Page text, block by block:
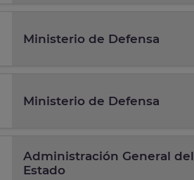
Ministerio de Defensa
Ministerio de Defensa
Administración General del
Estado